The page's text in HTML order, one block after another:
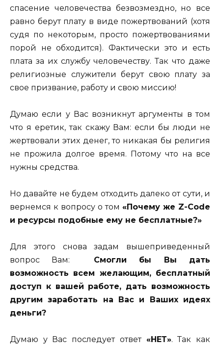
спасение человечества безвозмездно, но все
равно берут плату в виде пожертвований (хотя
судя по некоторым, просто пожертвованиями
порой не обходится). Фактически это и есть
плата за их службу человечеству. Так что даже
религиозные служители берут свою плату за
свое призвание, работу и свою миссию!
Думаю если у Вас возникнут аргументы в том
что я еретик, так скажу Вам: если бы люди не
жертвовали этих денег, то никакая бы религия
не прожила долгое время. Потому что на все
нужны средства.
Но давайте не будем отходить далеко от сути, и
вернемся к вопросу о том «Почему же Z-Code
и ресурсы подобные ему не бесплатные?»
Для этого снова задам вышеприведенный
вопрос Вам: Смогли бы Вы дать
возможность всем желающим, бесплатный
доступ к вашей работе, дать возможность
другим заработать на Вас и Ваших идеях
деньги?
Думаю у Вас последует ответ «НЕТ». Так как